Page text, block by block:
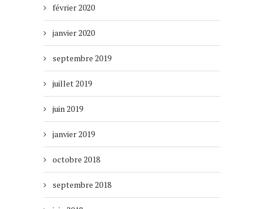
février 2020
janvier 2020
septembre 2019
juillet 2019
juin 2019
janvier 2019
octobre 2018
septembre 2018